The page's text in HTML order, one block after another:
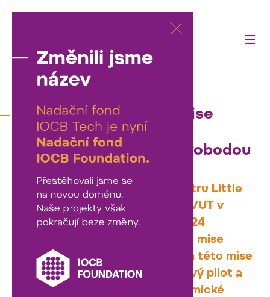
04/09/2024
Simulovaná vesmírná mise
PROMISE se záložním
astronautem Alešem Svobodou
Ve vědeckém tréninkovém centru Little
Moon City Prague (LMCP) na ČVUT v
Praze se ve dnech 6.–8. září 2024
uskuteční simulovaná vesmírná mise
PROMISE. Klíčovým účastníkem této mise
bude major Aleš Svoboda, bojový pilot a
záložní astronaut Evropské kosmické